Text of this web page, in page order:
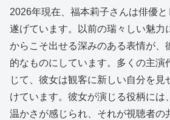
2026年現在、福本莉子さんは俳優
遂げています。以前の瑞々しい魅力
からこそ出せる深みのある表情が、
的なものにしています。多くの主演
じて、彼女は観客に新しい自分を見
けています。彼女が演じる役柄には
温かさが感じられ、それが視聴者の